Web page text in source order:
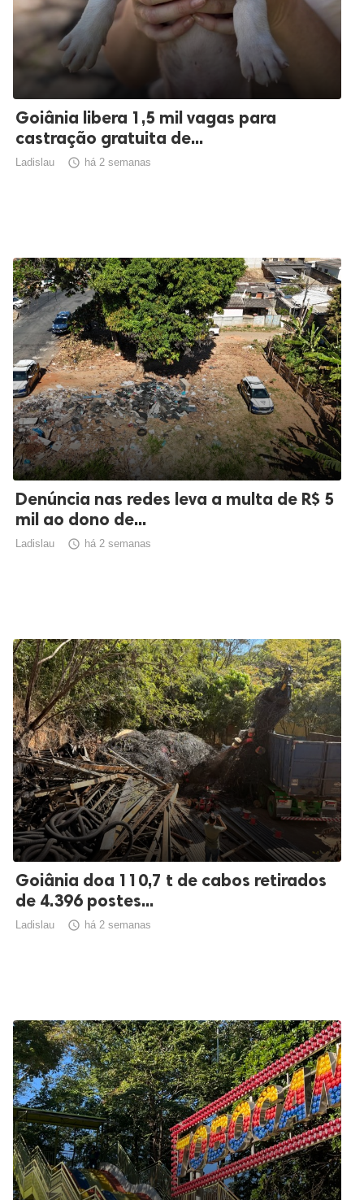
Goiânia libera 1,5 mil vagas para
castração gratuita de...
Ladislau  há 2 semanas
Denúncia nas redes leva a multa de R$ 5
mil ao dono de...
Ladislau  há 2 semanas
Goiânia doa 110,7 t de cabos retirados
de 4.396 postes...
Ladislau  há 2 semanas